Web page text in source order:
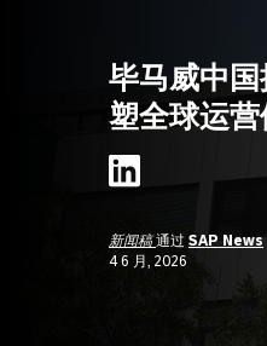
毕马威中
塑全球运营
新闻稿通过 SAP News
4 6 月, 2026